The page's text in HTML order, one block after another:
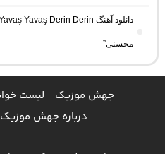
محسنی”
جهش موزیک لیست
درباره جهش موزیک